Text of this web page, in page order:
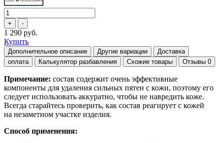
1 290 руб.
Купить
Дополнительное описание Другие вариации
Доставка
оплата
Калькулятор разбавления Схожие товары Отзывы 0
Примечание: состав содержит очень эффективные
компоненты для удаления сильных пятен с кожи, поэтому его
следует использовать аккуратно, чтобы не навредить коже.
Всегда старайтесь проверить, как состав реагирует с кожей
на незаметном участке изделия.
Способ применения: